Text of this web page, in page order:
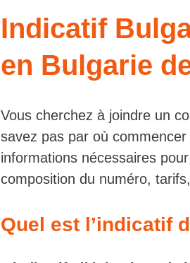
Indicatif
en Bulgarie
Vous cherchez à joindre un
savez pas par où
informations nécessaires
composition du numéro,
Quel est l’indicatif